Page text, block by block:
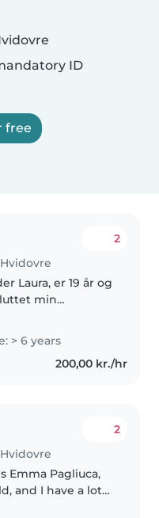
ID
free
2
min
at være sammen
gennem de sidste
som
> 6 years
200,00 kr./hr
2
Emma Pagliuca,
and I have a lot